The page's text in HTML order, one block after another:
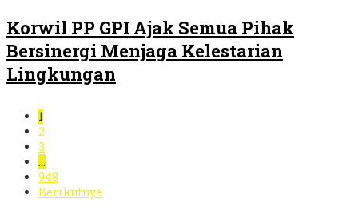
Korwil PP GPI Ajak Semua Pihak
Bersinergi Menjaga Kelestarian
Lingkungan
1
2
3
…
948
Berikutnya